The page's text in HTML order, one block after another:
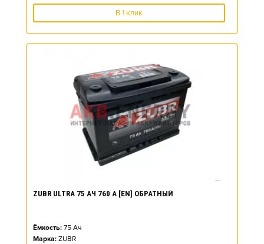
В 1 клик
ZUBR ULTRA 75 АЧ 760 А [EN] ОБРАТНЫЙ
Ёмкость: 75 Ач
Марка: ZUBR